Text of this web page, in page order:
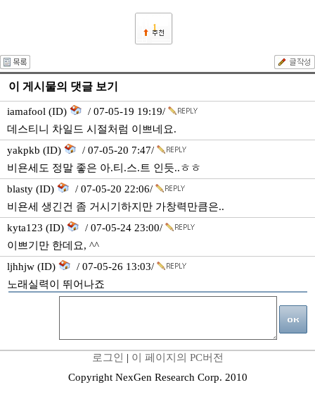
1
이 게시물의 댓글 보기
iamafool (ID)
/ 07-05-19 19:19/
데스티니 차일드 시절처럼 이쁘네요.
yakpkb (ID)
/ 07-05-20 7:47/
비욘세도 정말 좋은 아.티.스.트 인듯..ㅎㅎ
blasty (ID)
/ 07-05-20 22:06/
비욘세 생긴건 좀 거시기하지만 가창력만큼은..
kyta123 (ID)
/ 07-05-24 23:00/
이쁘기만 한데요, ^^
ljhhjw (ID)
/ 07-05-26 13:03/
노래실력이 뛰어나죠
로그인 | 이 페이지의 PC버전
Copyright NexGen Research Corp. 2010